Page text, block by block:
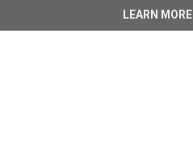
LEARN MORE